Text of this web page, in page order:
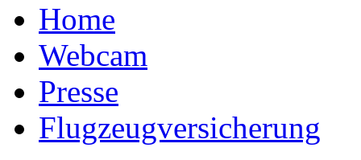
Home
Webcam
Presse
Flugzeugversicherung